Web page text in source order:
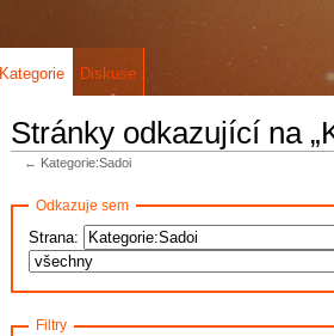
Stránky odkazující na
← Kategorie:Sadoi
Odkazuje sem
Strana:
Filtry
Kategorie Diskuse